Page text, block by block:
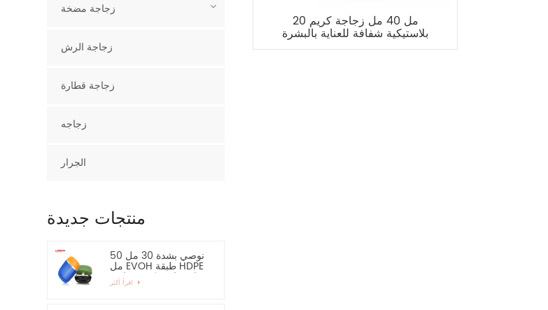
20 مل 40 مل زجاجة كريم
بلاستيكية شفافة للعناية بالبشرة
زجاجة مضخة
زجاجة الرش
زجاجة قطارة
زجاجه
الجرار
منتجات جديدة
نوصي بشدة 30 مل 50
مل EVOH طبقة HDPE
زجاجة بلاستيكية بيضاوية